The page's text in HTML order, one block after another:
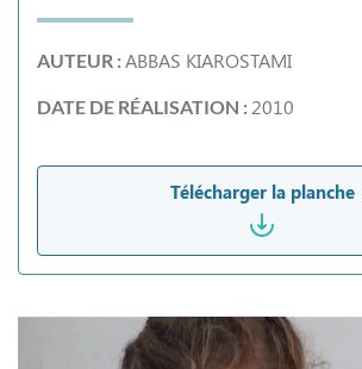
AUTEUR :ABBAS KIAROSTAMI
DATE DE RÉALISATION :2010
Télécharger la planche